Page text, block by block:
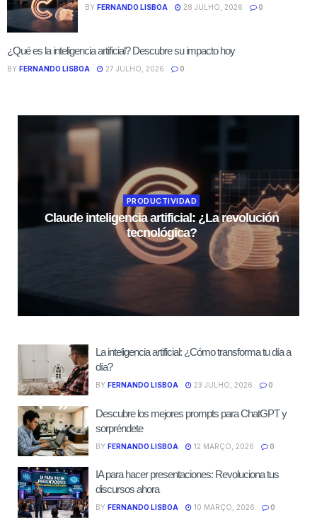
BY FERNANDO LISBOA 28 JULHO, 2026 0
¿Qué es la inteligencia artificial? Descubre su impacto hoy
BY FERNANDO LISBOA 27 JULHO, 2026 0
PRODUCTIVIDAD
Claude inteligencia artificial: ¿La revolución
tecnológica?
La inteligencia artificial: ¿Cómo transforma tu día a
día?
BY FERNANDO LISBOA 23 JULHO, 2026 0
Descubre los mejores prompts para ChatGPT y
sorpréndete
BY FERNANDO LISBOA 12 MARÇO, 2026 0
IA para hacer presentaciones: Revoluciona tus
discursos ahora
BY FERNANDO LISBOA 10 MARÇO, 2026 0